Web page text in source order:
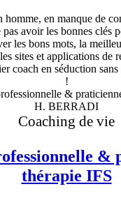
homme, en manque de
pas avoir les bonnes clés
les bons mots, la
sites et applications de
coach en séduction sans
!
H. BERRADI
Coaching de vie
&
thérapie IFS